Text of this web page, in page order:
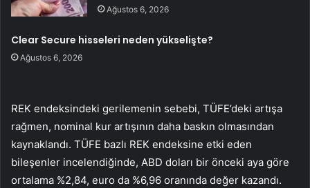
Ağustos 6, 2026
Clear Secure hisseleri neden yükselişte?
Ağustos 6, 2026
REK endeksindeki gerilemenin sebebi, TÜFE’deki artışa
rağmen, nominal kur artışının daha baskın olmasından
kaynaklandı. TÜFE bazlı REK endeksine etki eden
bileşenler incelendiğinde, ABD doları bir önceki aya göre
ortalama %2,84, euro da %6,96 oranında değer kazandı.